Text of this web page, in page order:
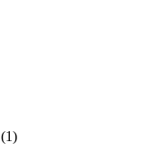
(1)